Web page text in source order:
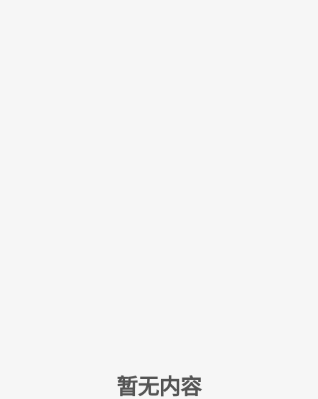
暂无内容